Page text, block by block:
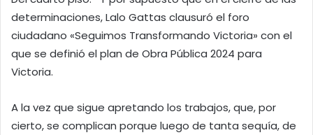
determinaciones, Lalo Gattas clausuró el foro
ciudadano «Seguimos Transformando Victoria» con el
que se definió el plan de Obra Pública 2024 para
Victoria.
A la vez que sigue apretando los trabajos, que, por
cierto, se complican porque luego de tanta sequía, de